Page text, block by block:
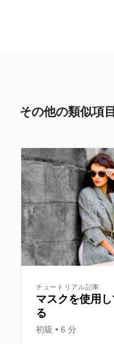
その他の類似項目
チュートリアル記事
マスクを使用
る
初級 6 分